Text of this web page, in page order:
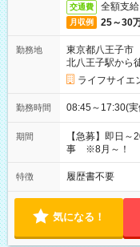
交通費 全額支給
月収例 25～30
勤務地
東京都八王子市
北八王子駅から
ライフサイエ
勤務時間 08:45～17:30(
期間
【急募】即日
事 ※8月～！
特徴 履歴書不要
気になる！